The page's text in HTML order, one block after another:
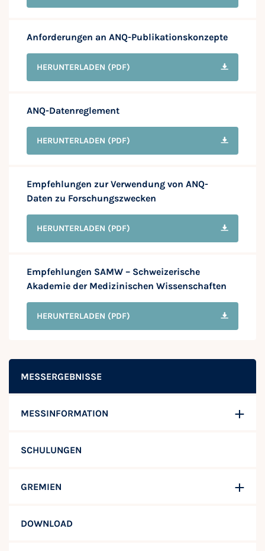
MESSERGEBNISSE
MESSINFORMATION
SCHULUNGEN
GREMIEN
DOWNLOAD
Anforderungen an ANQ-Publikationskonzepte
HERUNTERLADEN (PDF)
ANQ-Datenreglement
HERUNTERLADEN (PDF)
Empfehlungen zur Verwendung von ANQ-
Daten zu Forschungszwecken
HERUNTERLADEN (PDF)
Empfehlungen SAMW – Schweizerische
Akademie der Medizinischen Wissenschaften
HERUNTERLADEN (PDF)